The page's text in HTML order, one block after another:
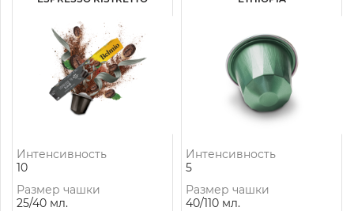
Интенсивность
10
Размер чашки
25/40 мл.
Интенсивность
5
Размер чашки
40/110 мл.